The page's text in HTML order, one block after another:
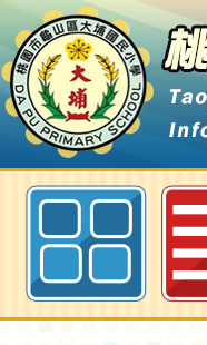
中原大學承
會」活動與